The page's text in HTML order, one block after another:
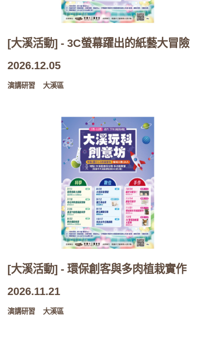
[大溪活動] - 3C螢幕躍出的紙藝大冒險
2026.12.05
演講研習 大溪區
[大溪活動] - 環保創客與多肉植栽實作
2026.11.21
演講研習 大溪區